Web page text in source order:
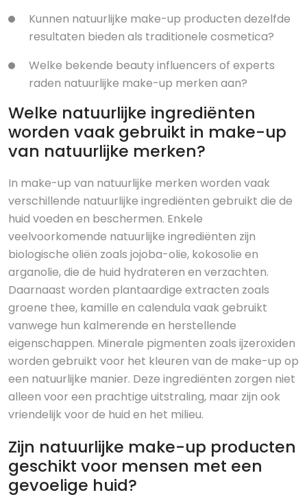
Kunnen natuurlijke make-up producten dezelfde
resultaten bieden als traditionele cosmetica?
Welke bekende beauty influencers of experts
raden natuurlijke make-up merken aan?
Welke natuurlijke ingrediënten
worden vaak gebruikt in make-up
van natuurlijke merken?
In make-up van natuurlijke merken worden vaak
verschillende natuurlijke ingrediënten gebruikt die de
huid voeden en beschermen. Enkele
veelvoorkomende natuurlijke ingrediënten zijn
biologische oliën zoals jojoba-olie, kokosolie en
arganolie, die de huid hydrateren en verzachten.
Daarnaast worden plantaardige extracten zoals
groene thee, kamille en calendula vaak gebruikt
vanwege hun kalmerende en herstellende
eigenschappen. Minerale pigmenten zoals ijzeroxiden
worden gebruikt voor het kleuren van de make-up op
een natuurlijke manier. Deze ingrediënten zorgen niet
alleen voor een prachtige uitstraling, maar zijn ook
vriendelijk voor de huid en het milieu.
Zijn natuurlijke make-up producten
geschikt voor mensen met een
gevoelige huid?